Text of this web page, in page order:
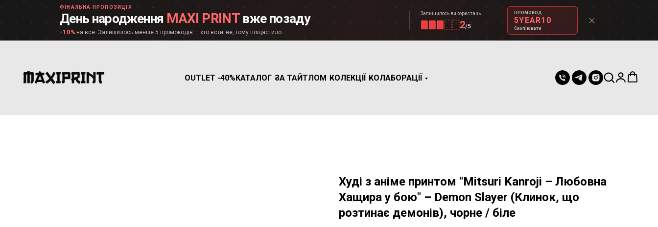
ФІНАЛЬНА ПРОПОЗИЦІЯ
День народження MAXI PRINT вже позаду
-10% на все. Залишилось менше 5 промокодів — хто встигне, тому пощастило.
Залишилось використань
2/5
ПРОМОКОД
5YEAR10
Скопіювати
OUTLET -40%КАТАЛОГ ЗА ТАЙТЛОМ КОЛЕКЦІЇ КОЛАБОРАЦІЇ
Худі з аніме принтом "Mitsuri Kanroji – Любовна
Хащира у бою" – Demon Slayer (Клинок, що
розтинає демонів), чорне / біле